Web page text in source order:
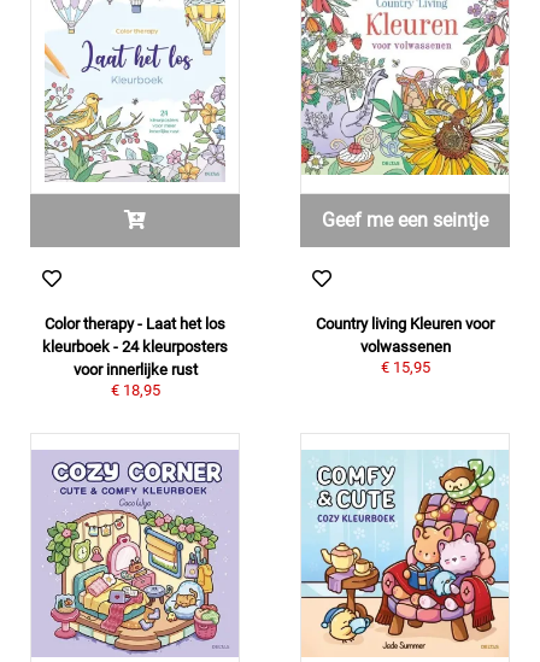
Color therapy - Laat het los
kleurboek - 24 kleurposters
voor innerlijke rust
€ 18,95
Geef me een seintje
Country living Kleuren voor
volwassenen
€ 15,95